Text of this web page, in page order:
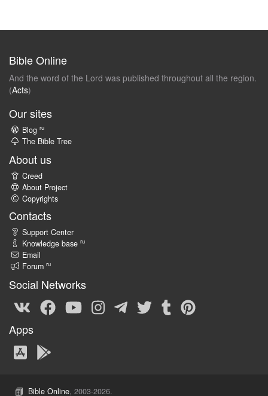
Bible Online
And the word of the Lord was published throughout all the region.
(Acts)
Our sites
Blog ru
The Bible Tree
About us
Creed
About Project
Copyrights
Contacts
Support Center
Knowledge base ru
Email
Forum ru
Social Networks
Apps
Bible Online, 2003-2026.